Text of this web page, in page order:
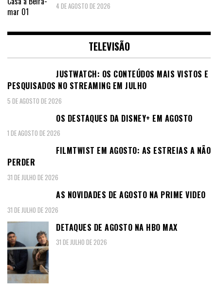
4 DE AGOSTO DE 2026
TELEVISÃO
JUSTWATCH: OS CONTEÚDOS MAIS VISTOS E
PESQUISADOS NO STREAMING EM JULHO
5 DE AGOSTO DE 2026
OS DESTAQUES DA DISNEY+ EM AGOSTO
1 DE AGOSTO DE 2026
FILMTWIST EM AGOSTO: AS ESTREIAS A NÃO
PERDER
31 DE JULHO DE 2026
AS NOVIDADES DE AGOSTO NA PRIME VIDEO
31 DE JULHO DE 2026
DETAQUES DE AGOSTO NA HBO MAX
31 DE JULHO DE 2026